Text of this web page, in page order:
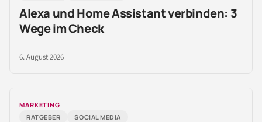
Alexa und Home Assistant verbinden: 3
Wege im Check
6. August 2026
MARKETING
RATGEBER
SOCIAL MEDIA